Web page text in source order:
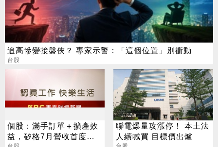
追高慘變接盤俠？ 專家示警：「這個位置」別衝動
台股
個股：滿手訂單＋擴產效
益，矽格7月營收首度站
聯電爆量攻漲停！ 本土法
人續喊買 目標價出爐